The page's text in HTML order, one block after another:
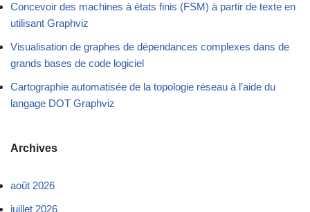
Concevoir des machines à états finis (FSM) à partir de texte en
utilisant Graphviz
Visualisation de graphes de dépendances complexes dans de
grands bases de code logiciel
Cartographie automatisée de la topologie réseau à l’aide du
langage DOT Graphviz
Archives
août 2026
juillet 2026